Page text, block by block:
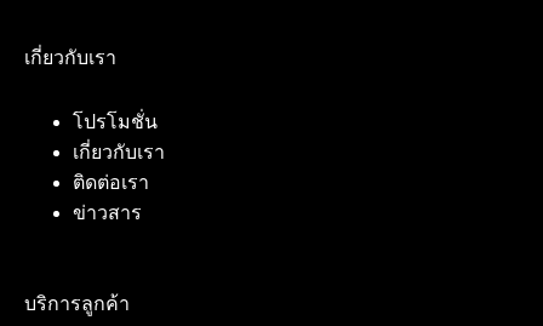
เกี่ยวกับเรา
โปรโมชั่น
เกี่ยวกับเรา
ติดต่อเรา
ข่าวสาร
บริการลูกค้า